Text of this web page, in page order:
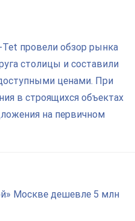
провели обзор рынка
столицы и составили
ценами. При
в строящихся объектах
на первичном
Москве дешевле 5 млн